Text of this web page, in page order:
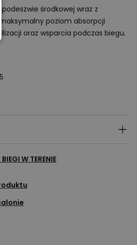
środkowej wraz z
poziom absorpcji
oraz wsparcia podczas biegu.
BIEGI W TERENIE